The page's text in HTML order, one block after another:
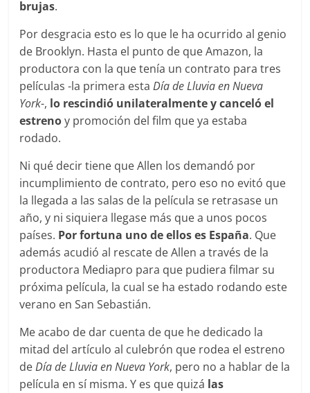
brujas.
Por desgracia esto es lo que le ha ocurrido al genio
de Brooklyn. Hasta el punto de que Amazon, la
productora con la que tenía un contrato para tres
películas -la primera estaDía de Lluvia en Nueva
York-, lo rescindió unilateralmente y canceló el
estrenoy promoción del film que ya estaba
rodado.
Ni qué decir tiene que Allen los demandó por
incumplimiento de contrato, pero eso no evitó que
la llegada a las salas de la película se retrasase un
año, y ni siquiera llegase más que a unos pocos
países. Por fortuna uno de ellos es España. Que
además acudió al rescate de Allen a través de la
productora Mediapro para que pudiera filmar su
próxima película, la cual se ha estado rodando este
verano en San Sebastián.
Me acabo de dar cuenta de que he dedicado la
mitad del artículo al culebrón que rodea el estreno
deDía de Lluvia en Nueva York, pero no a hablar de la
película en sí misma. Y es que quizá las